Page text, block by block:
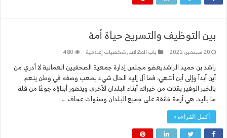
بين التوظيف والتسريح حياة أمة
20 سبتمبر، 2021 باب المقالات,شخصيات إعلامية 480
راشد بن حميد الراشديعضو مجلس إدارة جمعية الصحفيين العمانية لا أدري من
أين أبدأ وإلى أين أنتهي، فما آل إليه الحال شيء يصعب وصفه في وطن ينعم
بالخير الوفير يقتات من خيراته أبناء البلدان الأخرى ويتضور أبناؤه جوعًا من قلة
ما باليد. هي أزمة خانقة على جميع البلدان وسنوات عجاف …
أكمل القراءة »